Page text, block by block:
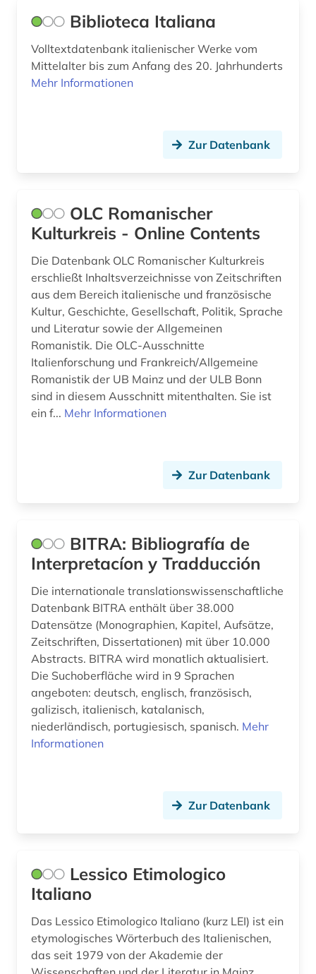
märchen (1)
personenlexikon (1)
petrarca, francesco | schriftsteller;
librettist (1)
phonologie (1)
quelle (3)
romania (1)
romanische philologie (1)
rätoromanisch (4)
sardisch (1)
schriftsteller (3)
schriftstellerin (1)
schweiz (3)
schweizerische nationalbibliothek (1)
spanisch (2)
sprache (1)
sprachgeografie (1)
Biblioteca Italiana
Volltextdatenbank italienischer Werke vom
Mittelalter bis zum Anfang des 20. Jahrhunderts
Mehr Informationen
Zur Datenbank
OLC Romanischer
Kulturkreis - Online Contents
Die Datenbank OLC Romanischer Kulturkreis
erschließt Inhaltsverzeichnisse von Zeitschriften
aus dem Bereich italienische und französische
Kultur, Geschichte, Gesellschaft, Politik, Sprache
und Literatur sowie der Allgemeinen
Romanistik. Die OLC-Ausschnitte
Italienforschung und Frankreich/Allgemeine
Romanistik der UB Mainz und der ULB Bonn
sind in diesem Ausschnitt mitenthalten. Sie ist
ein f... Mehr Informationen
Zur Datenbank
BITRA: Bibliografía de
Interpretacíon y Tradducción
Die internationale translationswissenschaftliche
Datenbank BITRA enthält über 38.000
Datensätze (Monographien, Kapitel, Aufsätze,
Zeitschriften, Dissertationen) mit über 10.000
Abstracts. BITRA wird monatlich aktualisiert.
Die Suchoberfläche wird in 9 Sprachen
angeboten: deutsch, englisch, französisch,
galizisch, italienisch, katalanisch,
niederländisch, portugiesisch, spanisch. Mehr
Informationen
Zur Datenbank
Lessico Etimologico
Italiano
Das Lessico Etimologico Italiano (kurz LEI) ist ein
etymologisches Wörterbuch des Italienischen,
das seit 1979 von der Akademie der